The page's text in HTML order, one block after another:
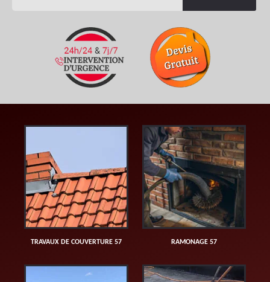
TRAVAUX DE COUVERTURE 57 RAMONAGE 57